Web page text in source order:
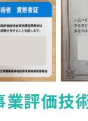
業評価技